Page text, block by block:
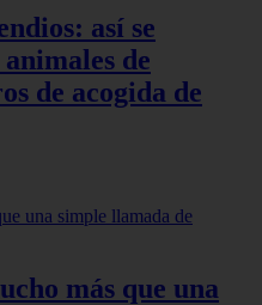
así se
de
de acogida de
más que una